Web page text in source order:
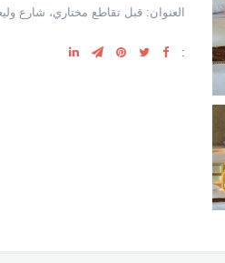
العنوان: قبل تقاطع مختاري، شارع
: